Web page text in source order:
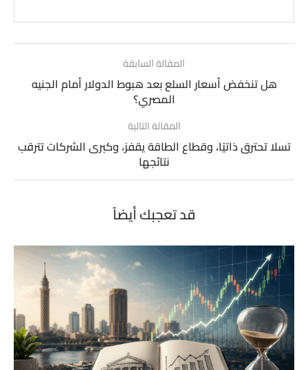
المقالة السابقة
هل تنخفض أسعار السلع بعد هبوط الدولار أمام الجنيه
المصري؟
المقالة التالية
تسلا تحترق ذاتيًا، وقطاع الطاقة يقفز، وكبرى الشركات تترقب
نتائجها
قد تعجبك أيضاً